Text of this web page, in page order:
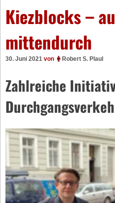
Kiezblocks –
mittendurch
30. Juni 2021 von Robert S. Plaul
Zahlreiche